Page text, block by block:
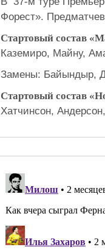
Форест».
Стартовый состав
Каземиро, Майну,
Замены: Байындыр,
Стартовый состав
Хатчинсон,